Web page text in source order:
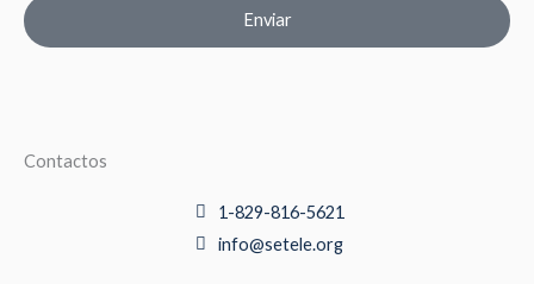
Enviar
Contactos
1-829-816-5621
info@setele.org